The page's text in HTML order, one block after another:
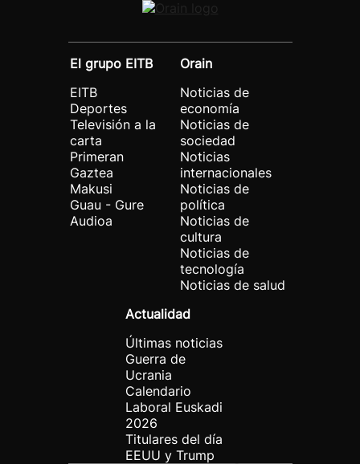
El grupo EITB
EITB
Deportes
Televisión a la
carta
Primeran
Gaztea
Makusi
Guau - Gure
Audioa
Orain
Noticias de
economía
Noticias de
sociedad
Noticias
internacionales
Noticias de
política
Noticias de
cultura
Noticias de
tecnología
Noticias de salud
Actualidad
Últimas noticias
Guerra de
Ucrania
Calendario
Laboral Euskadi
2026
Titulares del día
EEUU y Trump